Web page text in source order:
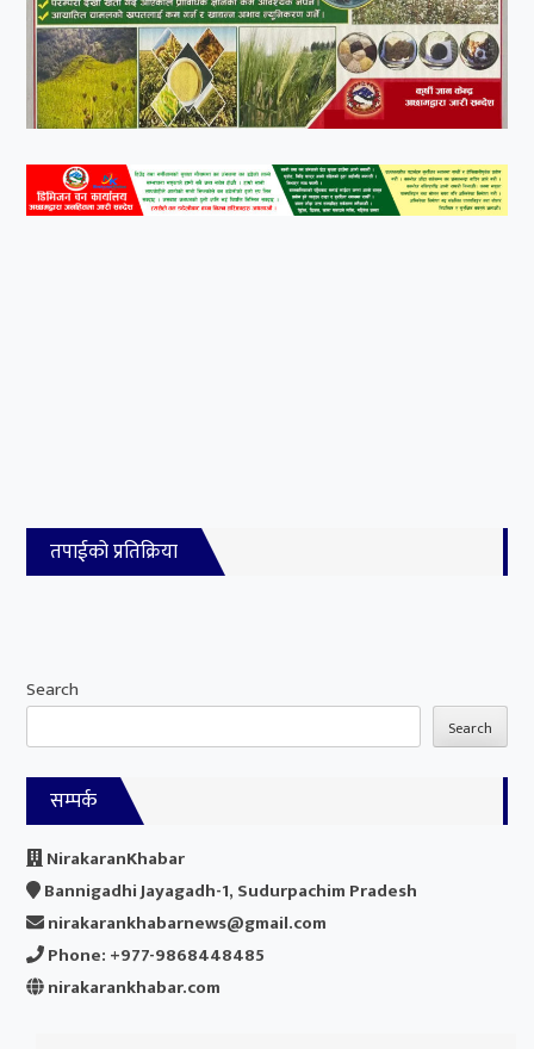
तपाईको प्रतिक्रिया
Search
Search
सम्पर्क
NirakaranKhabar
Bannigadhi Jayagadh-1, Sudurpachim Pradesh
nirakarankhabarnews@gmail.com
Phone: +977-9868448485
nirakarankhabar.com